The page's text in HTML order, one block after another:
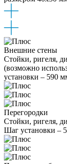
Внешние стены
Стойки, ригеля,
(возможно
установки – 590
Перегородки
Стойки, ригеля,
Шаг установки –